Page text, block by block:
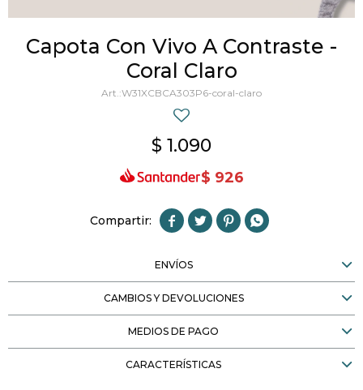
Capota Con Vivo A Contraste -
Coral Claro
W31XCBCA303P6-coral-claro
$ 1.090
$ 926
   
ENVÍOS
CAMBIOS Y DEVOLUCIONES
MEDIOS DE PAGO
CARACTERÍSTICAS